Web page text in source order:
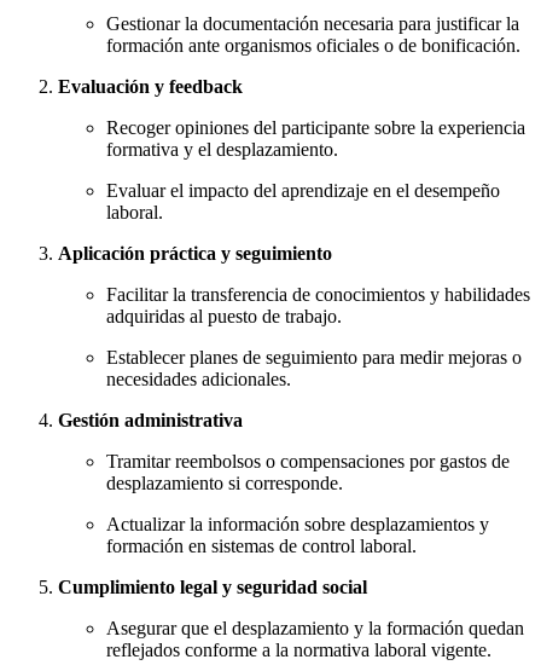
Gestionar la documentación necesaria para justificar la
formación ante organismos oficiales o de bonificación.
Evaluación y feedback
Recoger opiniones del participante sobre la experiencia
formativa y el desplazamiento.
Evaluar el impacto del aprendizaje en el desempeño
laboral.
Aplicación práctica y seguimiento
Facilitar la transferencia de conocimientos y habilidades
adquiridas al puesto de trabajo.
Establecer planes de seguimiento para medir mejoras o
necesidades adicionales.
Gestión administrativa
Tramitar reembolsos o compensaciones por gastos de
desplazamiento si corresponde.
Actualizar la información sobre desplazamientos y
formación en sistemas de control laboral.
Cumplimiento legal y seguridad social
Asegurar que el desplazamiento y la formación quedan
reflejados conforme a la normativa laboral vigente.